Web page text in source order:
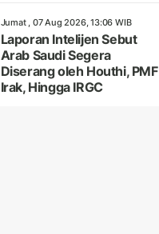
Jumat , 07 Aug 2026, 13:06 WIB
Laporan Intelijen Sebut
Arab Saudi Segera
Diserang oleh Houthi, PMF
Irak, Hingga IRGC